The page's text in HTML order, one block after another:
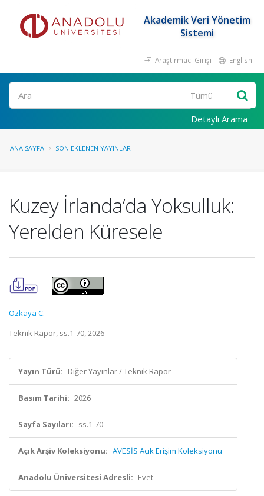
Akademik Veri Yönetim
Sistemi
Araştırmacı Girişi English
Ara
Detaylı Arama
ANA SAYFA SON EKLENEN YAYINLAR
Kuzey İrlanda’da Yoksulluk:
Yerelden Küresele
Özkaya C.
Teknik Rapor, ss.1-70, 2026
Yayın Türü: Diğer Yayınlar / Teknik Rapor
Basım Tarihi: 2026
Sayfa Sayıları: ss.1-70
Açık Arşiv Koleksiyonu: AVESİS Açık Erişim Koleksiyonu
Anadolu Üniversitesi Adresli: Evet